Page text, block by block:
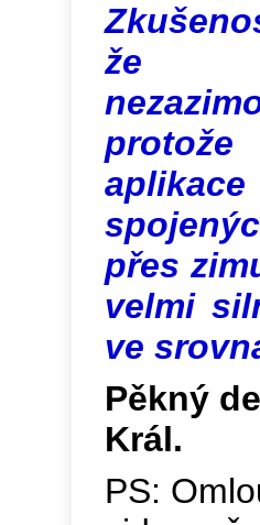
že
přes
velmi
ve
Pěkný
Král.
PS: